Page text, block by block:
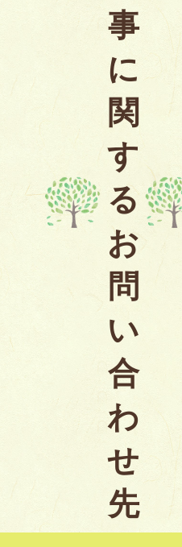
事
に
関
す
る
お
問
い
合
わ
せ
先